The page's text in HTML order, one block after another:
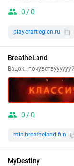
0 / 0
play.craftlegion.ru
BreatheLand
Вацок..
0 / 0
min.breatheland.fun
MyDestiny